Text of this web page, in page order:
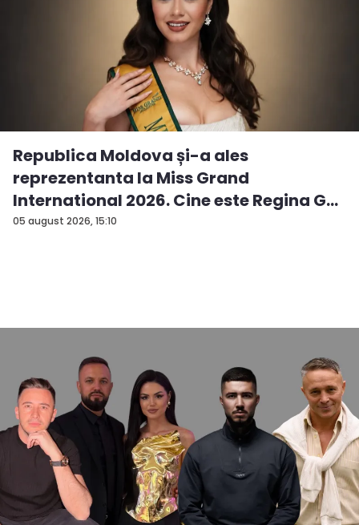
05 august 2026, 15:10
Republica Moldova și-a ales
reprezentanta la Miss Grand
International 2026. Cine este Regina G...